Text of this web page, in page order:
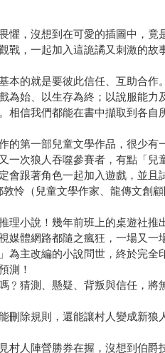
懼，沒想到在可愛的插圖中，
戰，一起加入這詭譎又刺激的
本的就是要彼此信任、互助合作
為始、以生存為終；以說服能
相信我們都能在書中擷取到各自
的第一部兒童文學作品，很少有
一次狼人吞噬參賽者，有點「
會跟著角色一起加入遊戲，並
怜（兒童文學作家、龍傳文創顧
理小說！幾年前班上的桌遊社
體網路都隨之瘋狂，一場又一
為主改編的小說問世，終於完
測！
﹖猜測、懸疑、背叛與信任，
刪除規則，還能讓村人變成新
村人陣營勝券在握，沒想到伯